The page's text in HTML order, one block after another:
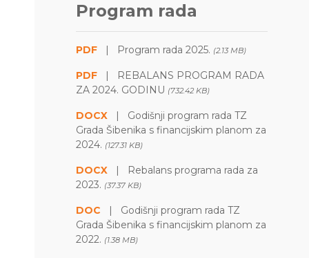
Program rada
PDF | Program rada 2025. (2.13 MB)
PDF |
REBALANS PROGRAM RADA
ZA 2024. GODINU (732.42 KB)
DOCX | Godišnji program rada TZ
Grada Šibenika s financijskim planom za
2024. (127.31 KB)
DOCX |
Rebalans programa rada za
2023. (37.37 KB)
DOC | Godišnji program rada TZ
Grada Šibenika s financijskim planom za
2022. (1.38 MB)